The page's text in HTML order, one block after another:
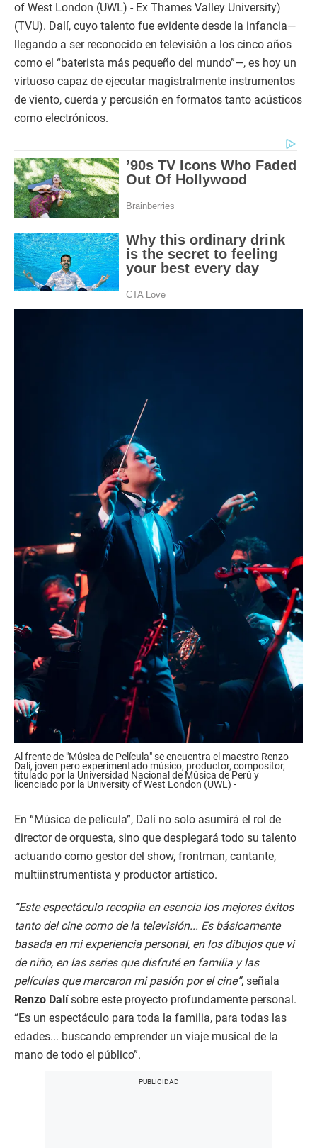
of West London (UWL) - Ex Thames Valley University)
(TVU). Dalí, cuyo talento fue evidente desde la infancia—
llegando a ser reconocido en televisión a los cinco años
como el “baterista más pequeño del mundo”—, es hoy un
virtuoso capaz de ejecutar magistralmente instrumentos
de viento, cuerda y percusión en formatos tanto acústicos
como electrónicos.
Al frente de "Música de Película" se encuentra el maestro Renzo
Dalí, joven pero experimentado músico, productor, compositor,
titulado por la Universidad Nacional de Música de Perú y
licenciado por la University of West London (UWL) -
En “Música de película”, Dalí no solo asumirá el rol de
director de orquesta, sino que desplegará todo su talento
actuando como gestor del show, frontman, cantante,
multiinstrumentista y productor artístico.
“Este espectáculo recopila en esencia los mejores éxitos
tanto del cine como de la televisión... Es básicamente
basada en mi experiencia personal, en los dibujos que vi
de niño, en las series que disfruté en familia y las
películas que marcaron mi pasión por el cine”, señala
Renzo Dalísobre este proyecto profundamente personal.
“Es un espectáculo para toda la familia, para todas las
edades... buscando emprender un viaje musical de la
mano de todo el público”.